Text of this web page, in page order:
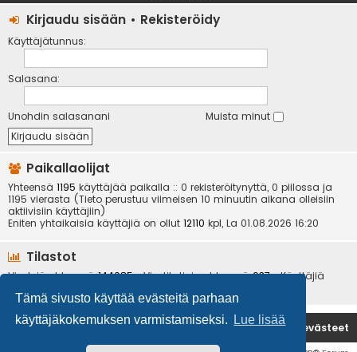
Tämä sivusto käyttää evästeitä parhaan
käyttäjäkokemuksen varmistamiseksi.
Lue lisää
Kirjaudu sisään • Rekisteröidy
Käyttäjätunnus:
Salasana:
Unohdin salasanani Muista minut
Paikallaolijat
Yhteensä 1195 käyttäjää paikalla :: 0 rekisteröitynyttä, 0 piilossa ja
1195 vierasta (Tieto perustuu viimeisen 10 minuutin aikana olleisiin
aktiivisiin käyttäjiin)
Eniten yhtaikaisia käyttäjiä on ollut 12110 kpl, La 01.08.2026 16:20
Tilastot
Viestejä yhteensä144085• Viestiketjuja yhteensä937• Käyttäjiä
Etusivu Poista evästeet